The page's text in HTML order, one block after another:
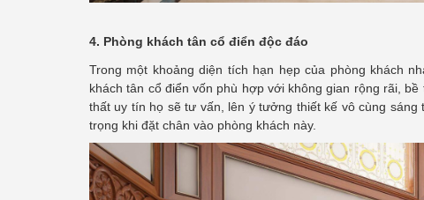
4. Phòng khách tân cổ điển độc đáo
Trong một khoảng diện tích hạn hẹp của phòng khách
khách tân cổ điển vốn phù hợp với không gian rộng rãi,
thất uy tín họ sẽ tư vấn, lên ý tưởng thiết kế vô cùng
trọng khi đặt chân vào phòng khách này.